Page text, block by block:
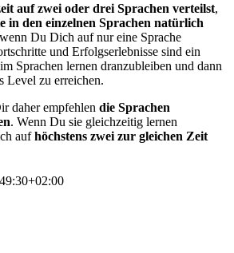
auf zwei oder drei Sprachen verteilst,
in den einzelnen Sprachen natürlich
Du Dich auf nur eine Sprache
und Erfolgserlebnisse sind ein
Sprachen lernen dranzubleiben und dann
Level zu erreichen.
daher empfehlen die Sprachen
. Wenn Du sie gleichzeitig lernen
aufhöchstens zwei zur gleichen Zeit